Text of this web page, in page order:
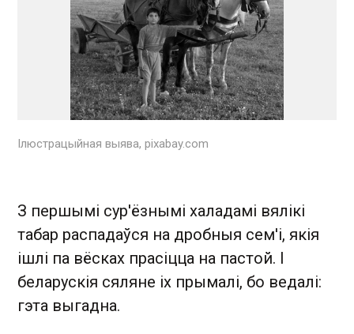
Ілюстрацыйная выява, pixabay.com
З першымі сур'ёзнымі халадамі вялікі
табар распадаўся на дробныя сем'і, якія
ішлі па вёсках прасіцца на пастой. І
беларускія сяляне іх прымалі, бо ведалі:
гэта выгадна.